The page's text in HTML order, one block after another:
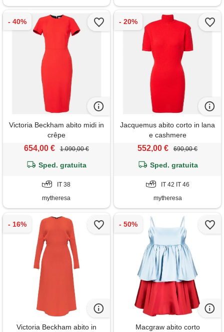
Victoria Beckham abito midi in
crêpe
654,00 € 1.090,00 €
Sped. gratuita
IT 38
mytheresa
Jacquemus abito corto in lana
e cashmere
552,00 € 690,00 €
Sped. gratuita
IT 42 IT 46
mytheresa
Victoria Beckham abito in
Macgraw abito corto